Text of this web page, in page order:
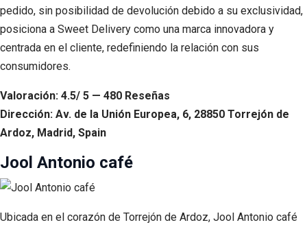
pedido, sin posibilidad de devolución debido a su exclusividad,
posiciona a Sweet Delivery como una marca innovadora y
centrada en el cliente, redefiniendo la relación con sus
consumidores.
Valoración: 4.5/ 5 — 480 Reseñas
Dirección: Av. de la Unión Europea, 6, 28850 Torrejón de
Ardoz, Madrid, Spain
Jool Antonio café
Ubicada en el corazón de Torrejón de Ardoz, Jool Antonio café